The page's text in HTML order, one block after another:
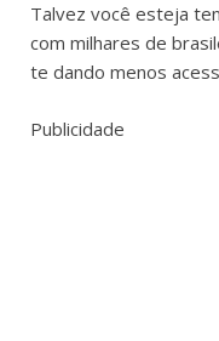
Talvez você esteja
com milhares de
te dando menos
Publicidade